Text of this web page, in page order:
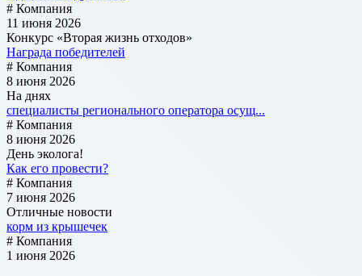
# Компания
11 июня 2026
Конкурс «Вторая жизнь отходов»
Награда победителей
# Компания
8 июня 2026
На днях
специалисты регионального оператора осущ...
# Компания
8 июня 2026
День эколога!
Как его провести?
# Компания
7 июня 2026
Отличные новости
корм из крышечек
# Компания
1 июня 2026